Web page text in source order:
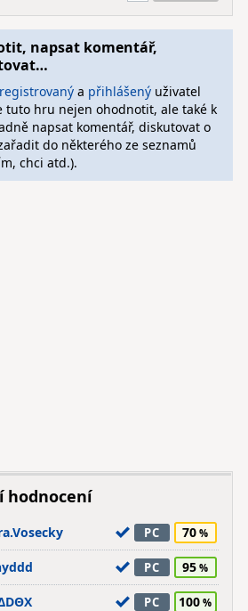
napsat komentář,
a přihlášenýuživatel
tuto hru nejen ohodnotit, ale také k
napsat komentář, diskutovat o
do některého ze seznamů
chci atd.).
hodnocení
PC 70
PC 95
PC 100